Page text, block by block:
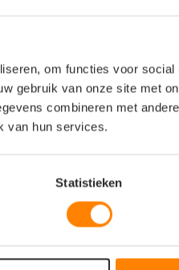
om functies voor social
gebruik van onze site met
combineren met
van hun services.
Statistieken